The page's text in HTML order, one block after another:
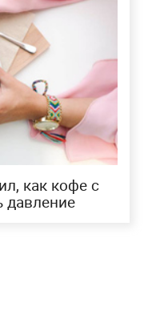
как кофе с
давление